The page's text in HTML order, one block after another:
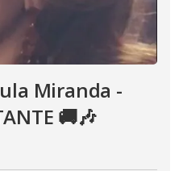
Miranda -
🚚🎶